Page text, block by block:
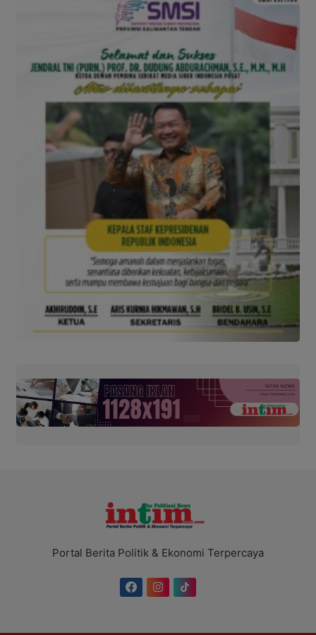
Portal Berita Politik & Ekonomi Terpercaya